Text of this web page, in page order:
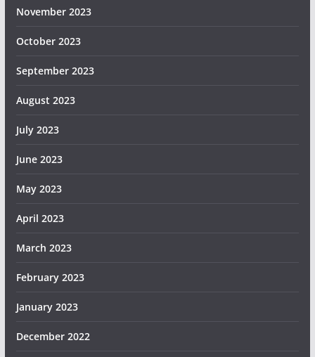
November 2023
October 2023
September 2023
August 2023
July 2023
June 2023
May 2023
April 2023
March 2023
February 2023
January 2023
December 2022